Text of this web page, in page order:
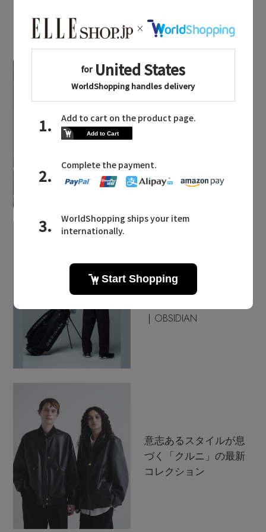
エディター厳選ギフト
Stay in
SPOTLIGHT PICKS
ルジェラ」の創造性が
ゴルフシーンだけでな
く、ライフスタイルま
｜OBSIDIAN
意志あるスタイルが息
づく「クルニ」の最新
コレクション